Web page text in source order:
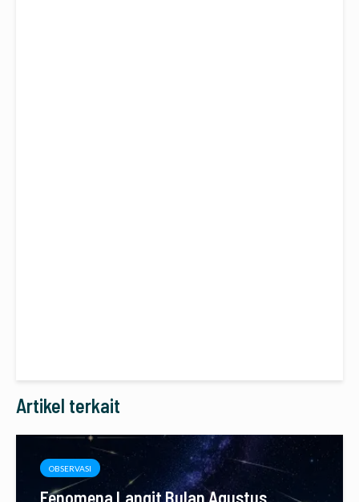
Artikel terkait
OBSERVASI
Fenomena Langit Bulan Agustus